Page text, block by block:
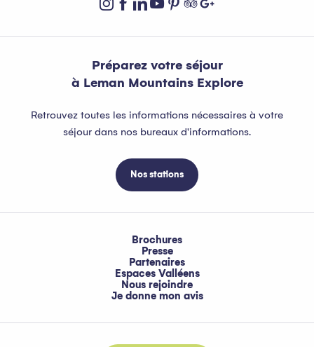
Préparez votre séjour
à Leman Mountains Explore
Retrouvez toutes les informations nécessaires à votre
séjour dans nos bureaux d'informations.
Nos stations
Brochures
Presse
Partenaires
Espaces Valléens
Nous rejoindre
Je donne mon avis